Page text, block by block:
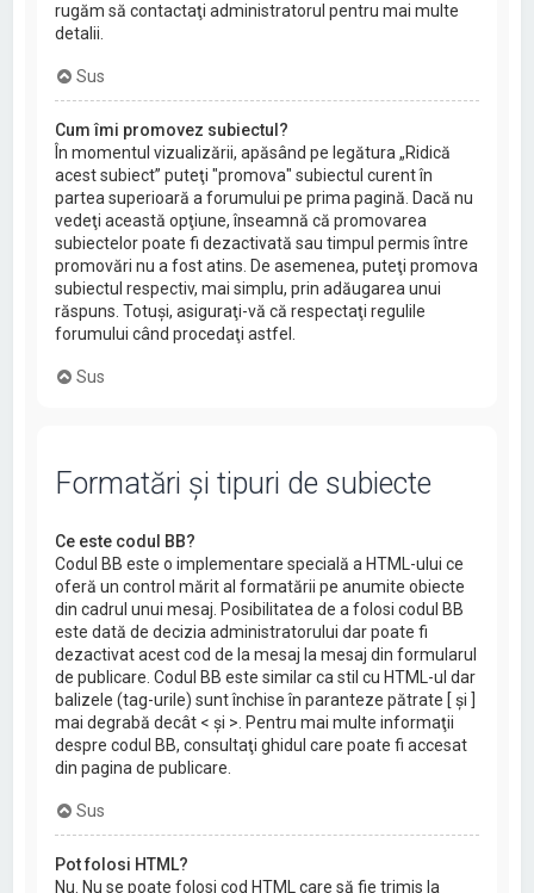
rugăm să contactaţi administratorul pentru mai multe
detalii.
Sus
Cum îmi promovez subiectul?
În momentul vizualizării, apăsând pe legătura „Ridică
acest subiect” puteţi "promova" subiectul curent în
partea superioară a forumului pe prima pagină. Dacă nu
vedeţi această opţiune, înseamnă că promovarea
subiectelor poate fi dezactivată sau timpul permis între
promovări nu a fost atins. De asemenea, puteţi promova
subiectul respectiv, mai simplu, prin adăugarea unui
răspuns. Totuşi, asiguraţi-vă că respectaţi regulile
forumului când procedaţi astfel.
Sus
Formatări şi tipuri de subiecte
Ce este codul BB?
Codul BB este o implementare specială a HTML-ului ce
oferă un control mărit al formatării pe anumite obiecte
din cadrul unui mesaj. Posibilitatea de a folosi codul BB
este dată de decizia administratorului dar poate fi
dezactivat acest cod de la mesaj la mesaj din formularul
de publicare. Codul BB este similar ca stil cu HTML-ul dar
balizele (tag-urile) sunt închise în paranteze pătrate [ şi ]
mai degrabă decât < şi >. Pentru mai multe informaţii
despre codul BB, consultaţi ghidul care poate fi accesat
din pagina de publicare.
Sus
Pot folosi HTML?
Nu. Nu se poate folosi cod HTML care să fie trimis la